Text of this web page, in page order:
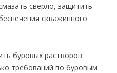
сверло, защитить
скважинного
буровых растворов
требований по буровым